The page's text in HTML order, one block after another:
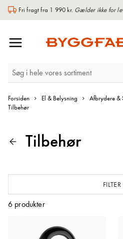
Fri fragt fra 1 990 kr. Gælder ikke for
Forsiden El & Belysning Afbrydere &
Tilbehør
Tilbehør
FILTER
6 produkter